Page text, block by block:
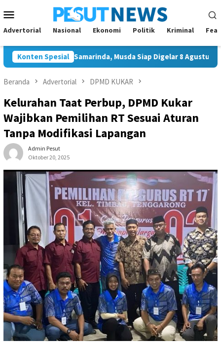
ke
kontenMobile
Advertorial Nasional Ekonomi Politik Kriminal
Konten Spesial
Golkar Samarinda, Musda Siap Digelar 8 Agustus 2026
Beranda Advertorial DPMD KUKAR
Kelurahan Taat Perbup, DPMD Kukar
Wajibkan Pemilihan RT Sesuai Aturan
Tanpa Modifikasi Lapangan
Admin Pesut
Oktober 20, 2025